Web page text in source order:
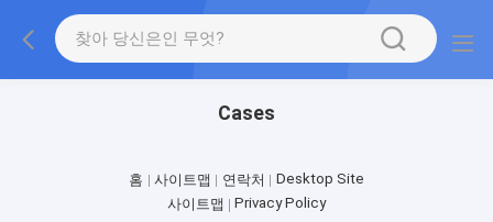
Cases
홈 사이트맵 연락처
Desktop Site
사이트맵
Privacy Policy